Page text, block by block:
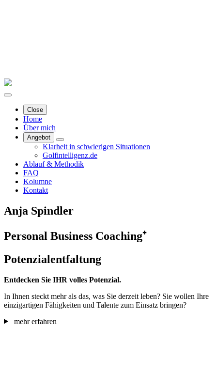
Close
Home
Über mich
Angebot
Klarheit in schwierigen Situationen
Golfintelligenz.de
Ablauf & Methodik
FAQ
Kolumne
Kontakt
Anja Spindler
Personal Business Coaching⁺
Potenzialentfaltung
Entdecken Sie IHR volles Potenzial.
In Ihnen steckt mehr als das, was Sie derzeit leben? Sie wollen Ihre
einzigartigen Fähigkeiten und Talente zum Einsatz bringen?
mehr erfahren